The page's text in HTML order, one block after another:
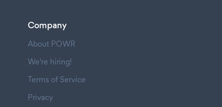
Company
About POWR
We're hiring!
Terms of Service
Privacy